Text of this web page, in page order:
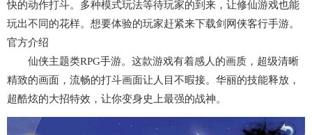
快的动作打斗。多种模式玩法等待玩家的到来，让修仙游戏也能
玩出不同的花样。想要体验的玩家赶紧来下载剑网侠客行手游。
官方介绍
仙侠主题类RPG手游。这款游戏有着感人的画质，超级清晰
精致的画面，流畅的打斗画面让人目不暇接。华丽的技能释放，
超酷炫的大招特效，让你变身史上最强的战神。